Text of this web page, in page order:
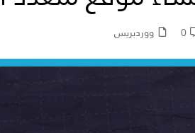
0 ووردبريس